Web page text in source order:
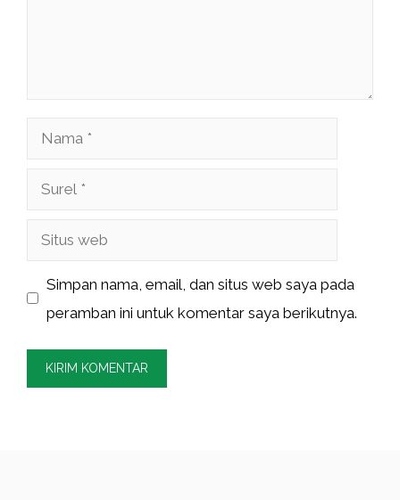
Nama
Surel
Situs
Simpan nama, email, dan situs web saya pada
peramban ini untuk komentar saya berikutnya.